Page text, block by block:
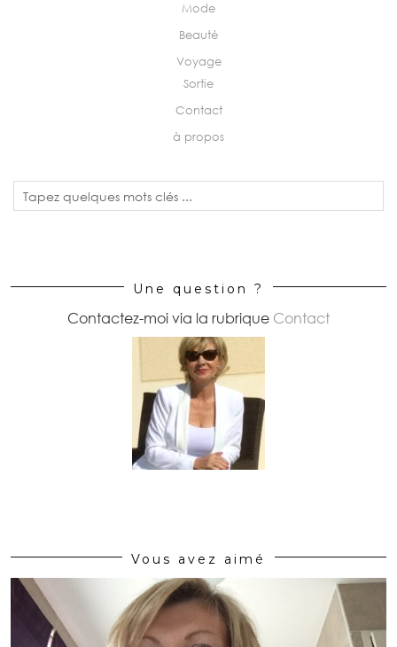
Mode
Beauté
Voyage
Sortie
Contact
à propos
Une question ?
Contactez-moi via la rubrique Contact
Vous avez aimé